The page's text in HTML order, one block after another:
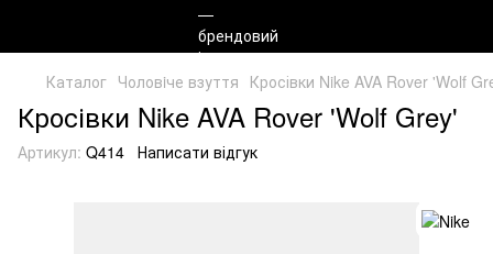
Каталог Чоловiче взуття Кросівки Nike AVA Rover 'Wolf
Кросівки Nike AVA Rover 'Wolf Grey'
Артикул: Q414 Написати відгук